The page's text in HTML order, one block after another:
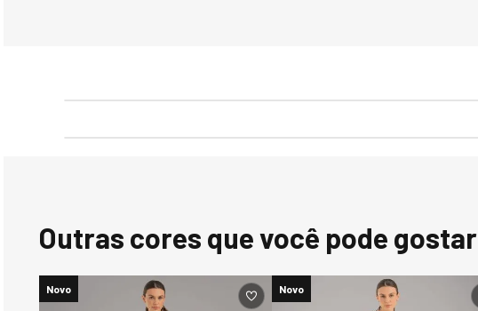
Outras cores que você pode gostar
Novo Novo